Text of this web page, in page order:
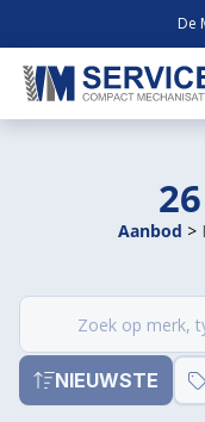
De
Aanbod >
producten
NIEUWSTE